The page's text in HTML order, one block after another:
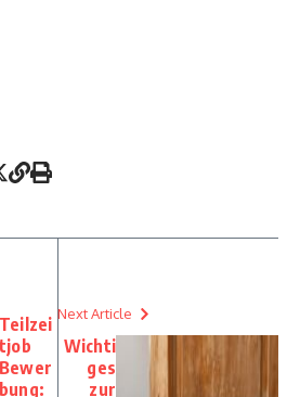
Teilzei
tjob
Bewer
bung:
Next Article
Wichti
ges
zur